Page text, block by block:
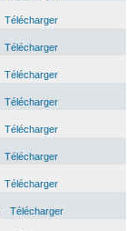
Télécharger
Télécharger
Télécharger
Télécharger
Télécharger
Télécharger
Télécharger
Télécharger